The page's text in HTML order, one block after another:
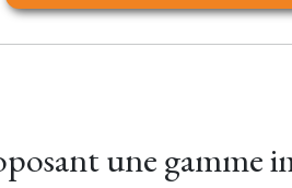
une gamme